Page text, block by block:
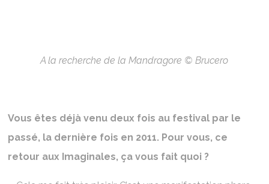
A la recherche de la Mandragore © Brucero
Vous êtes déjà venu deux fois au festival par le
passé, la dernière fois en 2011. Pour vous, ce
retour aux Imaginales, ça vous fait quoi ?